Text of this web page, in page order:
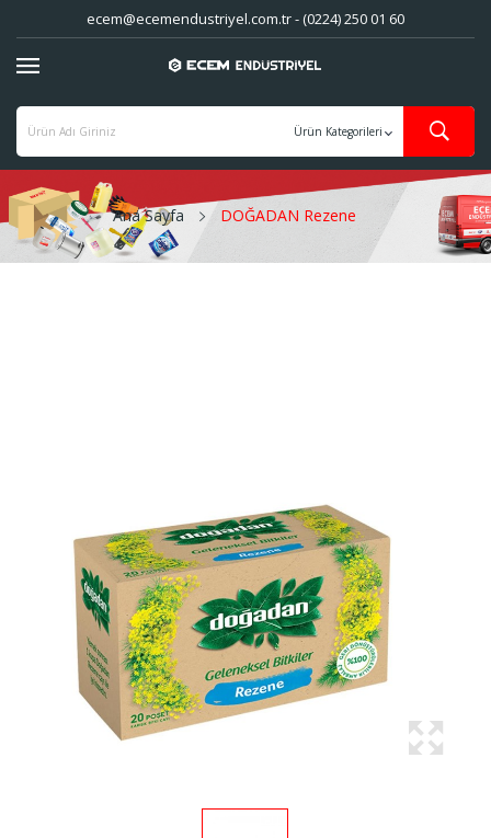
ecem@ecemendustriyel.com.tr - (0224) 250 01 60
Ana Sayfa DOĞADAN Rezene